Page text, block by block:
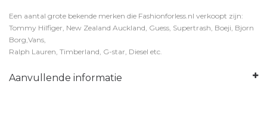
Een aantal grote bekende merken die Fashionforless.nl verkoopt zijn:
Tommy Hilfiger, New Zealand Auckland, Guess, Supertrash, Boeji, Bjorn
Borg,Vans,
Ralph Lauren, Timberland, G-star, Diesel etc.
Aanvullende informatie